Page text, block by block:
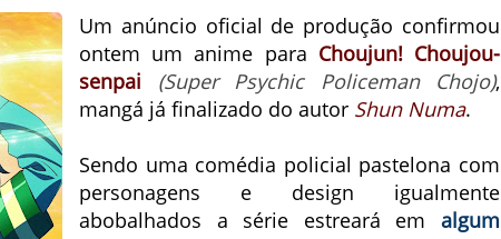
Um anúncio oficial de produção confirmou
ontem um anime para Choujun! Choujou-
senpai
(Super Psychic Policeman Chojo),
mangá já finalizado do autor Shun Numa.
Sendo uma comédia policial pastelona com
personagens e design igualmente
abobalhados a série estreará em algum